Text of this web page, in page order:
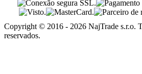
Copyright © 2016 - 2026 NajTrade s.r.o.
reservados.